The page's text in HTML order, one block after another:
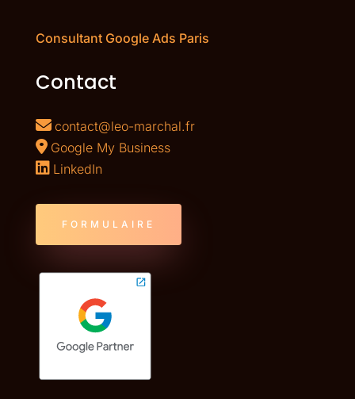
Consultant Google Ads Paris
Contact
contact@leo-marchal.fr
Google My Business
LinkedIn
FORMULAIRE